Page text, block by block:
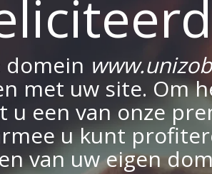
domein
met uw site. Om
u een van onze
u kunt
van uw eigen